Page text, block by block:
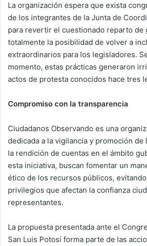
La organización espera que exista
de los integrantes de la Junta de
para revertir el cuestionado reparto de
totalmente la posibilidad de volver a
extraordinarios para los legisladores.
momento, estas prácticas generaron
actos de protesta conocidos hace tres
Compromiso con la transparencia
Ciudadanos Observando es una
dedicada a la vigilancia y promoción de
la rendición de cuentas en el ámbito
esta iniciativa, buscan fomentar un
ético de los recursos públicos,
privilegios que afectan la confianza
representantes.
La propuesta presentada ante el
San Luis Potosí forma parte de las